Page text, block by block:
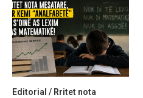
Editorial / Rritet nota